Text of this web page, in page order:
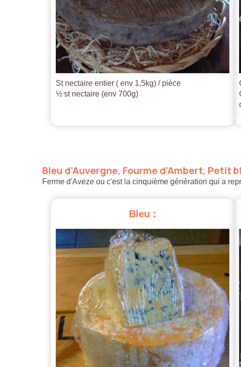
St nectaire entier ( env 1,5kg) / pièce
½ st nectaire (env 700g)
Bleu d'Auvergne, Fourmed'Ambert, Petit
Ferme d'Aveze ou c'est la cinquième génération qui a
Bleu :